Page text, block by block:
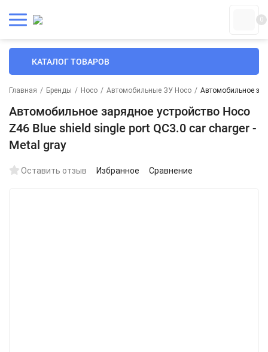
0
КАТАЛОГ ТОВАРОВ
Главная / Бренды / Hoco / Автомобильные ЗУ Hoco / Автомобильное
Автомобильное зарядное устройство Hoco
Z46 Blue shield single port QC3.0 car charger -
Metal gray
Оставить отзыв Избранное Сравнение